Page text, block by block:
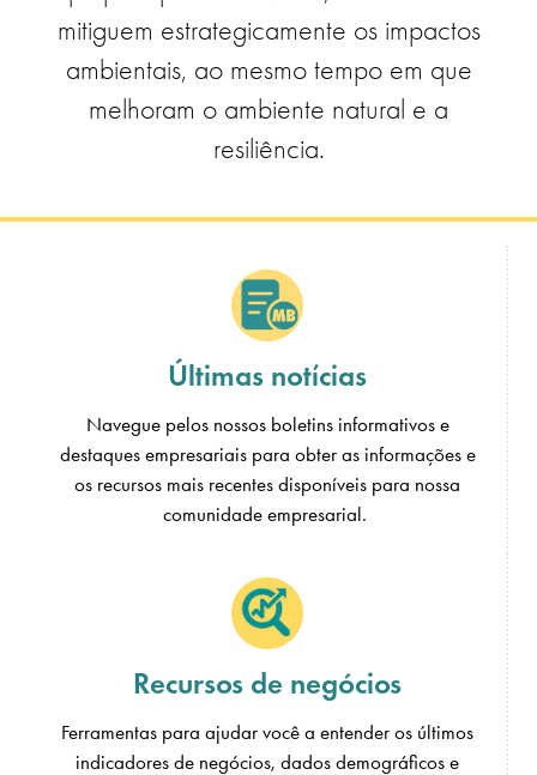
mitiguem estrategicamente os impactos
ambientais, ao mesmo tempo em que
melhoram o ambiente natural e a
resiliência.
Últimas notícias
Navegue pelos nossos boletins informativos e
destaques empresariais para obter as informações e
os recursos mais recentes disponíveis para nossa
comunidade empresarial.
Recursos de negócios
Ferramentas para ajudar você a entender os últimos
indicadores de negócios, dados demográficos e